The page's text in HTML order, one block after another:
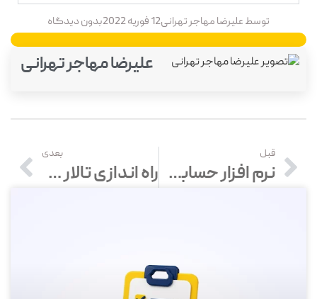
توسطعلیرضا مهاجر تهرانی12 فوریه 2022 بدون دیدگاه
علیرضا مهاجر تهرانی
قبل
نرم افزار حسابداری در خراسان رضوی – خرید و قیمت انواع نرم افزار حسابداری در مشهد
بعدی
راه اندازی تالار پذیرایی در 8 مرحله | چگونه تالار پذیرایی بزنیم؟